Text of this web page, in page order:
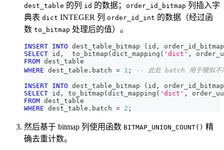
dest_table 的列 id 的数据； order_id_bitmap 列插入字
典表 dict INTEGER 列 order_id_int 的数据（经过函
数 to_bitmap 处理后的值）。
INSERT INTO dest_table_bitmap ( id ,
order_id_bitmap
SELECT id ,
  to_bitmap
(dict_mapping ( 'dict' ,
FROM dest_table
WHERE dest_table . batch = 1 ; -- 此处 batch 用于模拟不
INSERT INTO dest_table_bitmap ( id ,
order_id_bitmap
SELECT id , to_bitmap (dict_mapping ( 'dict' ,
FROM dest_table
WHERE dest_table . batch = 2 ;
然后基于 bitmap 列使用函数 BITMAP_UNION_COUNT() 精
确去重计数。